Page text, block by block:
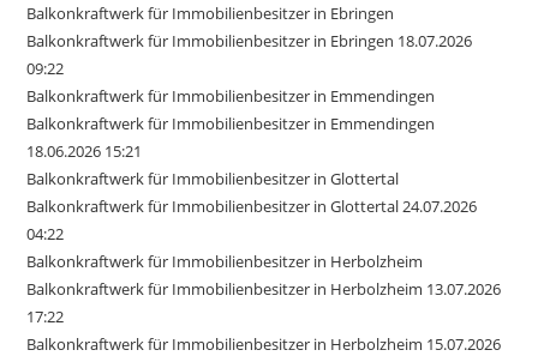
Balkonkraftwerk für Immobilienbesitzer in Ebringen
Balkonkraftwerk für Immobilienbesitzer in Ebringen 18.07.2026
09:22
Balkonkraftwerk für Immobilienbesitzer in Emmendingen
Balkonkraftwerk für Immobilienbesitzer in Emmendingen
18.06.2026 15:21
Balkonkraftwerk für Immobilienbesitzer in Glottertal
Balkonkraftwerk für Immobilienbesitzer in Glottertal 24.07.2026
04:22
Balkonkraftwerk für Immobilienbesitzer in Herbolzheim
Balkonkraftwerk für Immobilienbesitzer in Herbolzheim 13.07.2026
17:22
Balkonkraftwerk für Immobilienbesitzer in Herbolzheim 15.07.2026